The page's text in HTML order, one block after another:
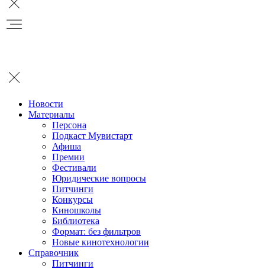
Новости
Материалы
Персона
Подкаст Мувистарт
Афиша
Премии
Фестивали
Юридические вопросы
Питчинги
Конкурсы
Киношколы
Библиотека
Формат: без фильтров
Новые кинотехнологии
Справочник
Питчинги